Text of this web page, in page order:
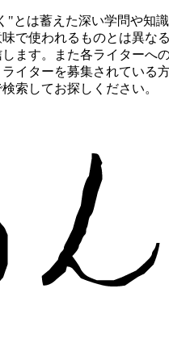
"とは蓄えた深い学問や知
で使われるものとは異な
ます。また各ライターへ
イターを募集されている
索してお探しください。